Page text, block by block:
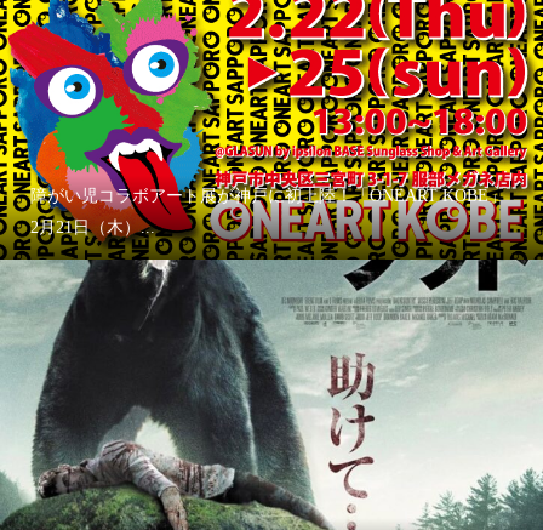
障がい児コラボアート展が神戸に初上陸！「ONEART KOBE」
2月21日（木）...